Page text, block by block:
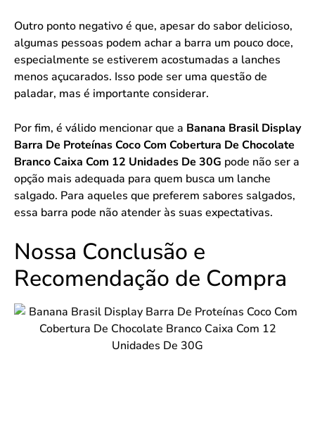
Outro ponto negativo é que, apesar do sabor delicioso,
algumas pessoas podem achar a barra um pouco doce,
especialmente se estiverem acostumadas a lanches
menos açucarados. Isso pode ser uma questão de
paladar, mas é importante considerar.
Por fim, é válido mencionar que a Banana Brasil Display
Barra De Proteínas Coco Com Cobertura De Chocolate
Branco Caixa Com 12 Unidades De 30G pode não ser a
opção mais adequada para quem busca um lanche
salgado. Para aqueles que preferem sabores salgados,
essa barra pode não atender às suas expectativas.
Nossa Conclusão e
Recomendação de Compra